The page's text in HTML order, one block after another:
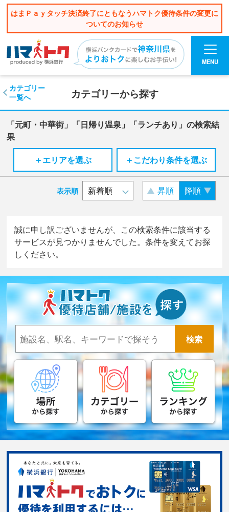
はまＰａｙタッチ決済終了にともなうハマトク優待条件の変更に
ついてのお知らせ
MENU
カテゴリーから探す
カテゴリー
一覧へ
「元町・中華街」「日帰り温泉」「ランチあり」の検索結
果
＋エリアを選ぶ
＋こだわり条件を選ぶ
表示順 昇順 降順
誠に申し訳ございませんが、この検索条件に該当する
サービスが見つかりませんでした。条件を変えてお探
しください。